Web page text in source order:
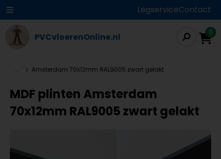
LegserviceContact
PVCvloerenOnline.nl 0
... Amsterdam 70x12mm RAL9005 zwart gelakt
MDF plinten Amsterdam
70x12mm RAL9005 zwart gelakt